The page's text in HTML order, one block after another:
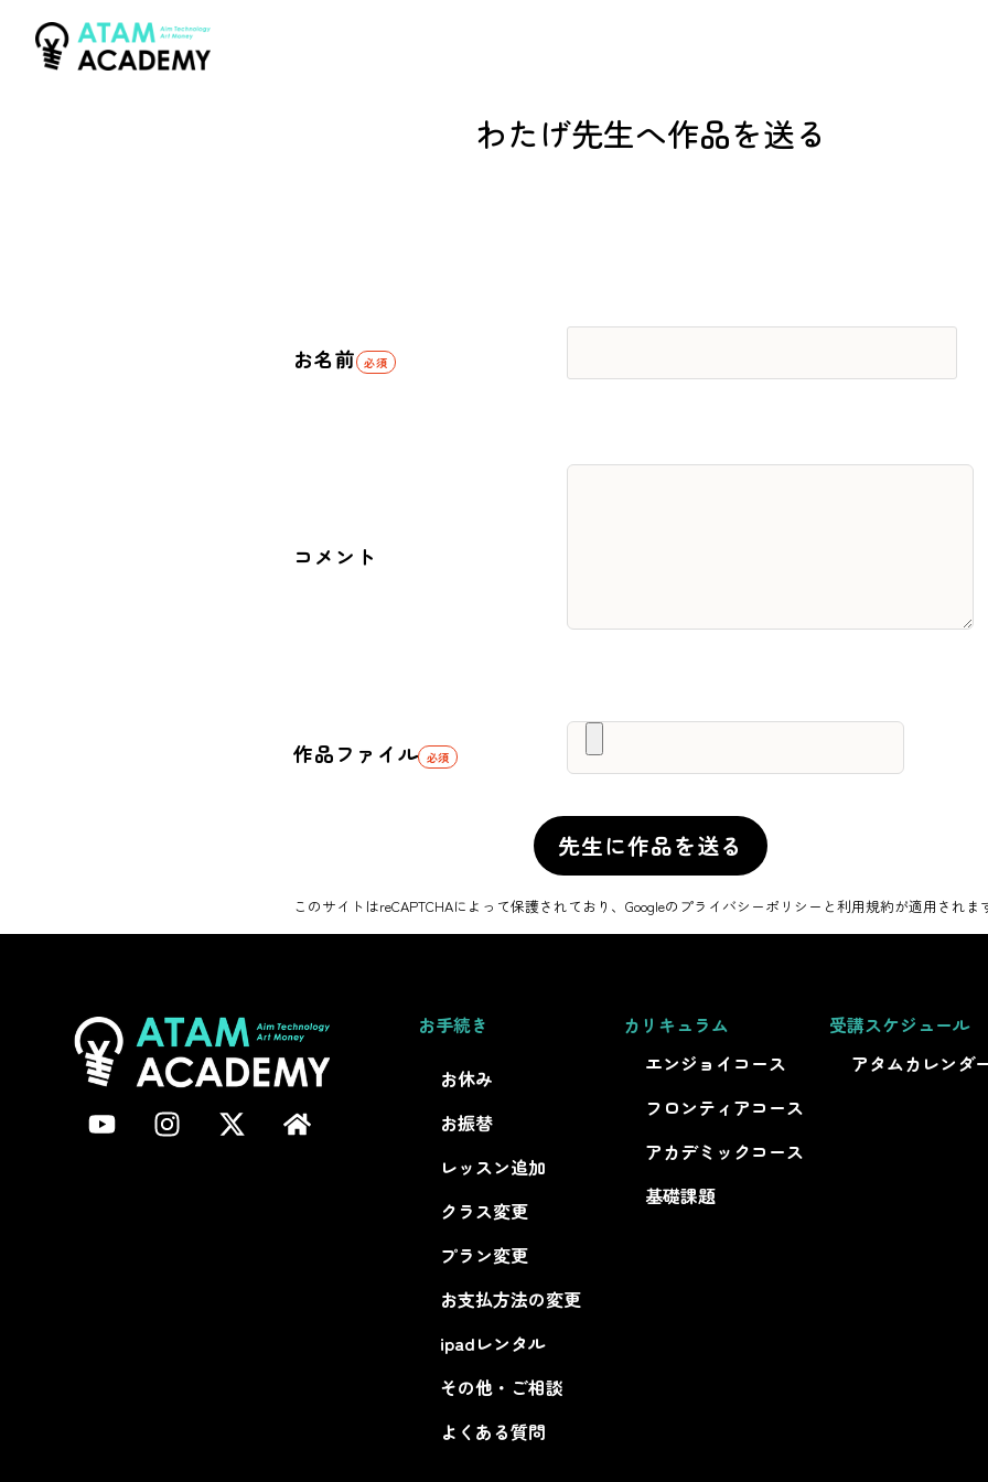
わたげ先生へ作品を送る
お名前 必須
コメント
作品ファイル 必須
このサイトはreCAPTCHAによって保護されており、Googleの プライバシーポリシー と利用規約が適用されま
お手続き
お休み
お振替
レッスン追加
クラス変更
プラン変更​
お支払方法の変更​
ipadレンタル
その他・ご相談​
よくある質問
カリキュラム
エンジョイコース
フロンティアコース
アカデミックコース
基礎課題
受講スケジュール
アタムカレンダ